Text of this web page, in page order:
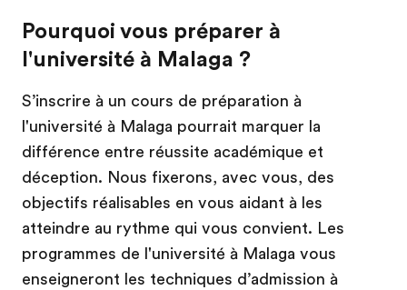
Pourquoi vous préparer à
l'université à Malaga ?
S’inscrire à un cours de préparation à
l'université à Malaga pourrait marquer la
différence entre réussite académique et
déception. Nous fixerons, avec vous, des
objectifs réalisables en vous aidant à les
atteindre au rythme qui vous convient. Les
programmes de l'université à Malaga vous
enseigneront les techniques d’admission à